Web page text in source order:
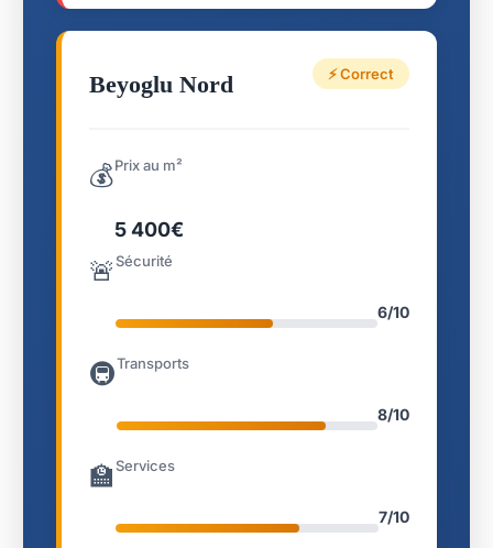
Beyoglu Nord ⚡ Correct
💰Prix au m²
5 400€
🚨Sécurité
6/10
🚇Transports
8/10
🏫Services
7/10